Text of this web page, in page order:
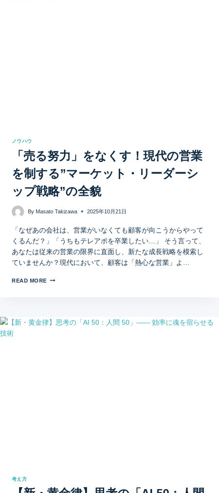
ノウハウ
「売る努力」をなくす！現代の営業
を制する”マーケット・リーダーシ
ップ戦略”の全貌
By Masato Takizawa 2025年10月21日
「なぜあの会社は、営業がいなくても顧客が向こうからやって
くるんだ？」「うちもテレアポを卒業したい…」 そう言って、
あなたは従来の営業の限界に直面し、新たな成長戦略を模索し
ていませんか？現代において、顧客は「熱心な営業」よ…
READ MORE
考え方